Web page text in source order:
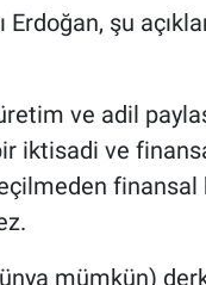
Erdoğan, şu
ve adil
iktisadi ve
finansal
mümkün)